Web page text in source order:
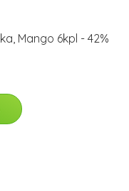
Mango 6kpl - 42%